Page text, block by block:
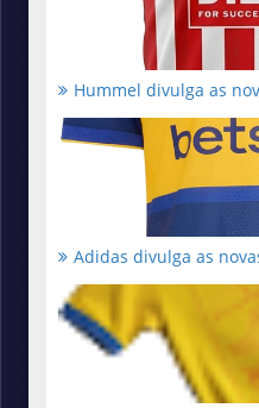
Hummel divulga as
Adidas divulga as